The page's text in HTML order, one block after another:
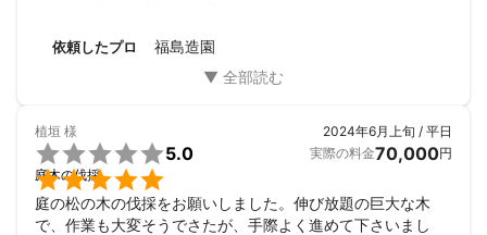
依頼したプロ 福島造園
植垣 様


5.0
庭木の伐採
2024年6月上旬 / 平日
実際の料金70,000円
庭の松の木の伐採をお願いしました。伸び放題の巨大な木
で、作業も大変そうでさたが、手際よく進めて下さいまし